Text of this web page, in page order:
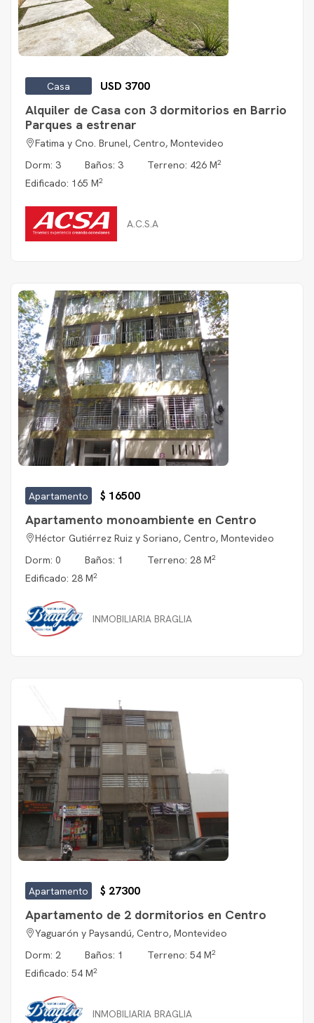
Casa USD 3700
Alquiler de Casa con 3 dormitorios en Barrio
Parques a estrenar
Fatima y Cno. Brunel, Centro, Montevideo
Dorm: 3
Baños: 3 Terreno: 426 M2
Edificado: 165 M2
A.C.S.A
Apartamento $ 16500
Apartamento monoambiente en Centro
Héctor Gutiérrez Ruiz y Soriano, Centro, Montevideo
Dorm: 0
Baños: 1 Terreno: 28 M2
Edificado: 28 M2
INMOBILIARIA BRAGLIA
Apartamento $ 27300
Apartamento de 2 dormitorios en Centro
Yaguarón y Paysandú, Centro, Montevideo
Dorm: 2
Baños: 1 Terreno: 54 M2
Edificado: 54 M2
INMOBILIARIA BRAGLIA